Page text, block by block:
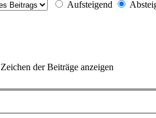
Aufsteigend
Zeichen der Beiträge anzeigen